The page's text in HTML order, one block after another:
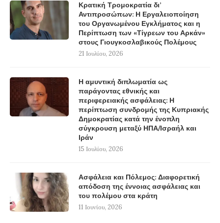
Κρατική Τρομοκρατία δι’
Αντιπροσώπων: Η Εργαλειοποίηση
του Οργανωμένου Εγκλήματος και η
Περίπτωση των «Τίγρεων του Αρκάν»
στους Γιουγκοσλαβικούς Πολέμους
21 Ιουλίου, 2026
Η αμυντική διπλωματία ως
παράγοντας εθνικής και
περιφερειακής ασφάλειας: Η
περίπτωση συνδρομής της Κυπριακής
Δημοκρατίας κατά την ένοπλη
σύγκρουση μεταξύ ΗΠΑ/Ισραήλ και
Ιράν
15 Ιουλίου, 2026
Ασφάλεια και Πόλεμος: Διαφορετική
απόδοση της έννοιας ασφάλειας και
του πολέμου στα κράτη
11 Ιουνίου, 2026